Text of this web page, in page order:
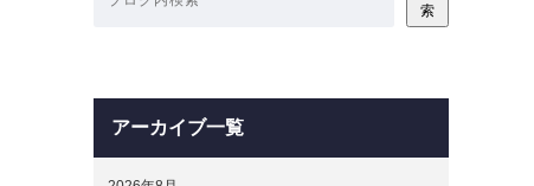
索
アーカイブ一覧